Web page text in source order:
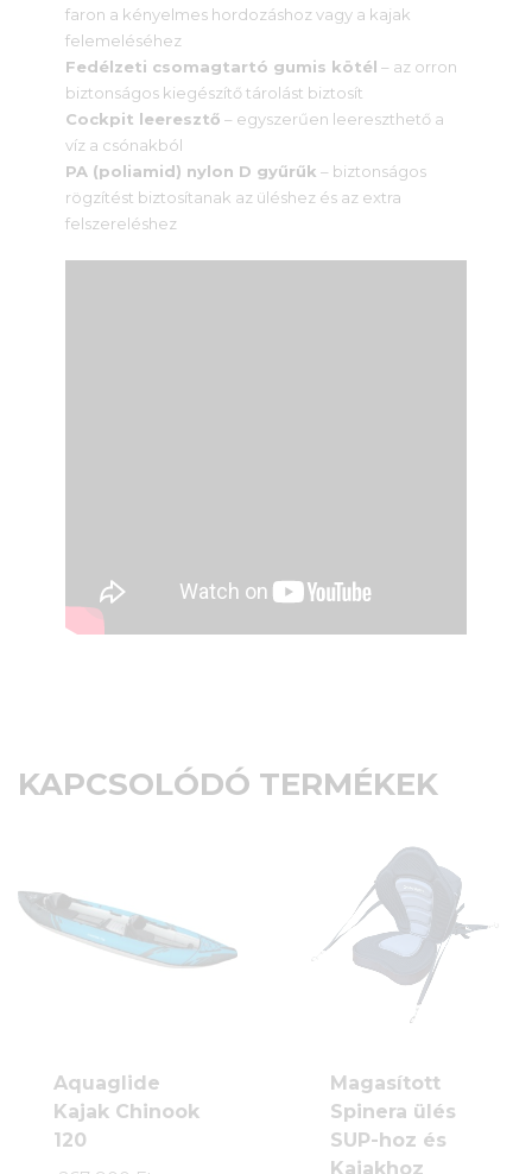
faron a kényelmes hordozáshoz vagy a kajak
felemeléséhez
Fedélzeti csomagtartó gumis kötél – az orron
biztonságos kiegészítő tárolást biztosít
Cockpit leeresztő – egyszerűen leereszthető a
víz a csónakból
PA (poliamid) nylon D gyűrűk – biztonságos
rögzítést biztosítanak az üléshez és az extra
felszereléshez
KAPCSOLÓDÓ TERMÉKEK
Aquaglide
Kajak Chinook
120
Magasított
Spinera ülés
SUP-hoz és
Kajakhoz